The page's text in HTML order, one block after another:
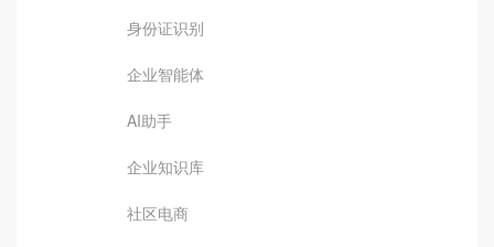
身份证识别
企业智能体
AI助手
企业知识库
社区电商